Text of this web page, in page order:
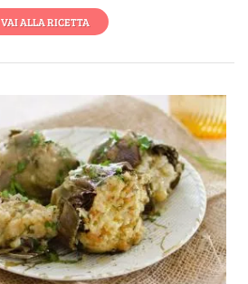
VAI ALLA RICETTA